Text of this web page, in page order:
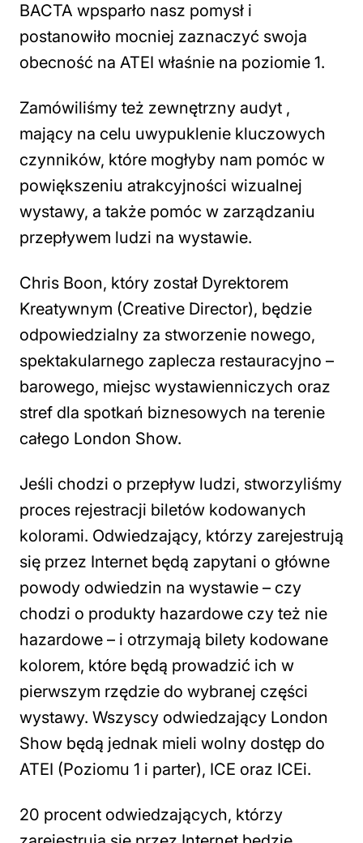
BACTA wpsparło nasz pomysł i
postanowiło mocniej zaznaczyć swoja
obecność na ATEI właśnie na poziomie 1.
Zamówiliśmy też zewnętrzny audyt ,
mający na celu uwypuklenie kluczowych
czynników, które mogłyby nam pomóc w
powiększeniu atrakcyjności wizualnej
wystawy, a także pomóc w zarządzaniu
przepływem ludzi na wystawie.
Chris Boon, który został Dyrektorem
Kreatywnym (Creative Director), będzie
odpowiedzialny za stworzenie nowego,
spektakularnego zaplecza restauracyjno –
barowego, miejsc wystawienniczych oraz
stref dla spotkań biznesowych na terenie
całego London Show.
Jeśli chodzi o przepływ ludzi, stworzyliśmy
proces rejestracji biletów kodowanych
kolorami. Odwiedzający, którzy zarejestrują
się przez Internet będą zapytani o główne
powody odwiedzin na wystawie – czy
chodzi o produkty hazardowe czy też nie
hazardowe – i otrzymają bilety kodowane
kolorem, które będą prowadzić ich w
pierwszym rzędzie do wybranej części
wystawy. Wszyscy odwiedzający London
Show będą jednak mieli wolny dostęp do
ATEI (Poziomu 1 i parter), ICE oraz ICEi.
20 procent odwiedzających, którzy